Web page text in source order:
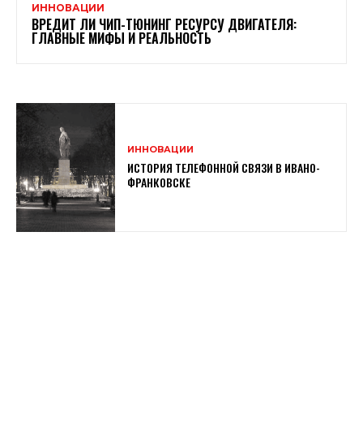
ИННОВАЦИИ
ВРЕДИТ ЛИ ЧИП-ТЮНИНГ РЕСУРСУ ДВИГАТЕЛЯ:
ГЛАВНЫЕ МИФЫ И РЕАЛЬНОСТЬ
ИННОВАЦИИ
ИСТОРИЯ ТЕЛЕФОННОЙ СВЯЗИ В ИВАНО-
ФРАНКОВСКЕ